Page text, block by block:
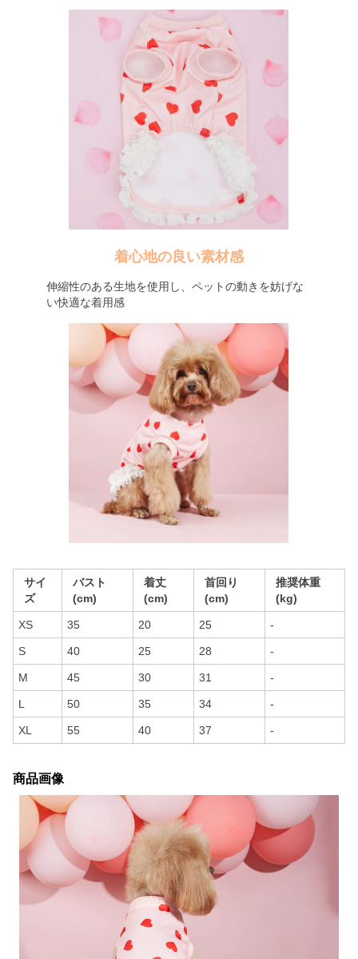
着心地の良い素材感
伸縮性のある生地を使用し、ペットの動きを妨げな
い快適な着用感
サイ
ズ
バスト
(cm)
着丈
(cm)
首回り
(cm)
推奨体重
(kg)
XS 35 20 25 -
S 40 25 28 -
M 45 30 31 -
L 50 35 34 -
XL 55 40 37 -
商品画像